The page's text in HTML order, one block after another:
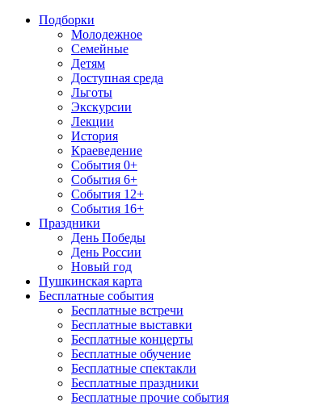
Подборки
Молодежное
Семейные
Детям
Доступная среда
Льготы
Экскурсии
Лекции
История
Краеведение
События 0+
События 6+
События 12+
События 16+
Праздники
День Победы
День России
Новый год
Пушкинская карта
Бесплатные события
Бесплатные встречи
Бесплатные выставки
Бесплатные концерты
Бесплатные обучение
Бесплатные спектакли
Бесплатные праздники
Бесплатные прочие события